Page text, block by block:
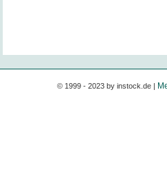
© 1999 - 2023 by instock.de |